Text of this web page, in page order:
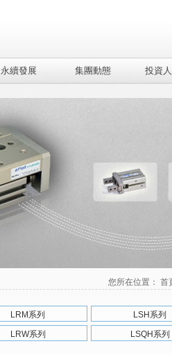
永續發展 集團動態 投資
您所在位置： 首
LRM系列
LSH系列
LRW系列 LSQH系列